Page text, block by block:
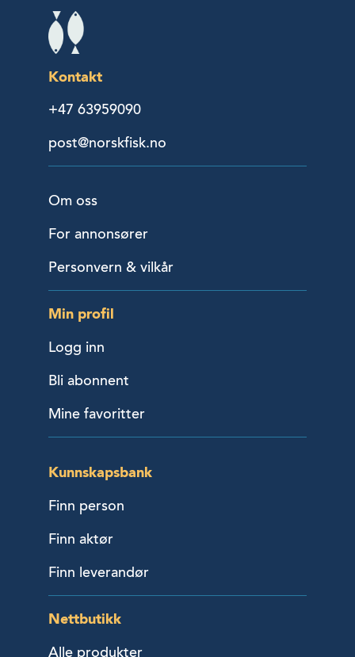
Kontakt
+47 63959090
post@norskfisk.no
Om oss
For annonsører
Personvern & vilkår
Min profil
Logg inn
Bli abonnent
Mine favoritter
Kunnskapsbank
Finn person
Finn aktør
Finn leverandør
Nettbutikk
Alle produkter